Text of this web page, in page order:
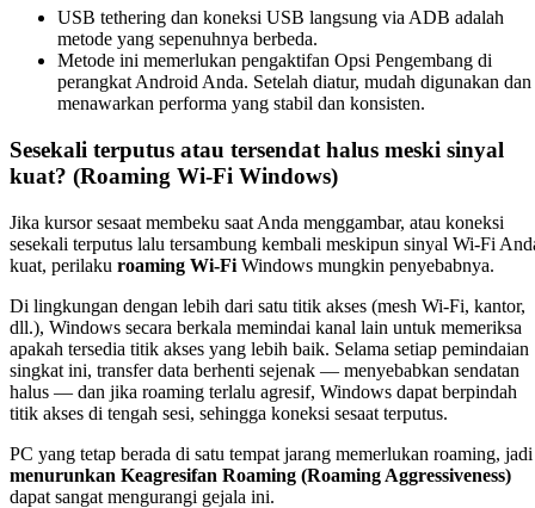
USB tethering dan koneksi USB langsung via ADB adalah
metode yang sepenuhnya berbeda.
Metode ini memerlukan pengaktifan Opsi Pengembang di
perangkat Android Anda. Setelah diatur, mudah digunakan dan
menawarkan performa yang stabil dan konsisten.
Sesekali terputus atau tersendat halus meski sinyal
kuat? (Roaming Wi-Fi Windows)
Jika kursor sesaat membeku saat Anda menggambar, atau koneksi
sesekali terputus lalu tersambung kembali meskipun sinyal Wi-Fi
kuat, perilaku roaming Wi-Fi Windows mungkin penyebabnya.
Di lingkungan dengan lebih dari satu titik akses (mesh Wi-Fi, kantor,
dll.), Windows secara berkala memindai kanal lain untuk memeriksa
apakah tersedia titik akses yang lebih baik. Selama setiap pemindaian
singkat ini, transfer data berhenti sejenak — menyebabkan sendatan
halus — dan jika roaming terlalu agresif, Windows dapat berpindah
titik akses di tengah sesi, sehingga koneksi sesaat terputus.
PC yang tetap berada di satu tempat jarang memerlukan roaming, jadi
menurunkan Keagresifan Roaming (Roaming Aggressiveness)
dapat sangat mengurangi gejala ini.